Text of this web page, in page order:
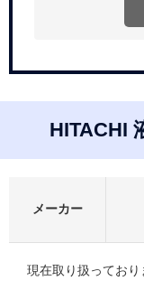
HITACHI
メーカー
現在取り扱っており